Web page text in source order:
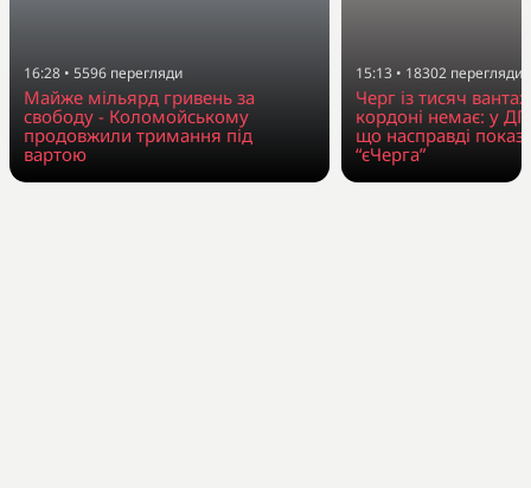
16:28 • 5596 перегляди
Майже мільярд гривень за
свободу - Коломойському
продовжили тримання під
вартою
15:13 • 18302 перегляди
Черг із тисяч
кордоні немає: у
що насправді
“єЧерга”